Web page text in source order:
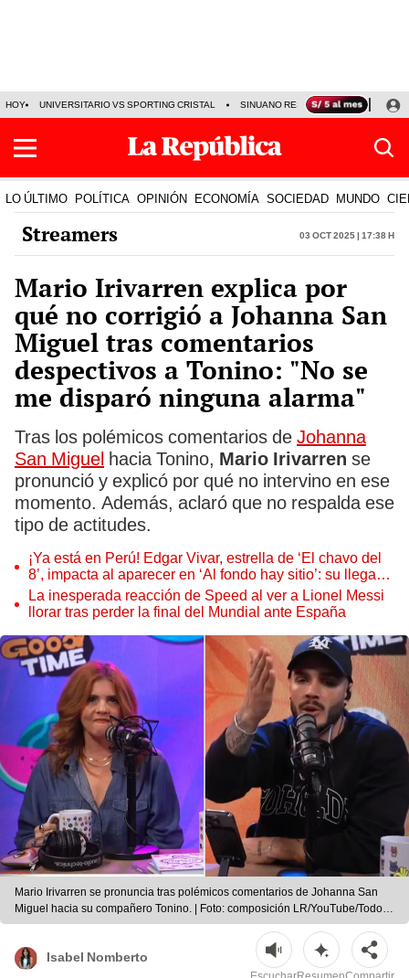
HOY UNIVERSITARIO VS SPORTING CRISTAL SINUANO RESULTADOS HOY
LO ÚLTIMO POLÍTICA OPINIÓN ECONOMÍA SOCIEDAD MUNDO
Streamers 03 Oct 2025 | 17:38 h
Mario Irivarren explica por
qué no corrigió a Johanna San
Miguel tras comentarios
despectivos a Tonino: "No se
me disparó ninguna alarma"
Tras los polémicos comentarios de Johanna
San Miguel hacia Tonino, Mario Irivarren se
pronunció y explicó por qué no intervino en ese
momento. Además, aclaró que no respalda ese
tipo de actitudes.
¡Ya está en Perú! Edgar Vivar, estrella de ‘El chavo del
8’, impacta al aparecer en ‘Al fondo hay sitio’: su llegada
remecerá a los Gonzales
La inesperada reacción de Speed al ver a Lionel Messi
llorar tras perder la final del Mundial ante España
Mario Irivarren se pronuncia tras polémicos comentarios de Johanna San
Miguel hacia su compañero Tonino. | Foto: composición LR/YouTube/Todo
Good
Isabel Nomberto